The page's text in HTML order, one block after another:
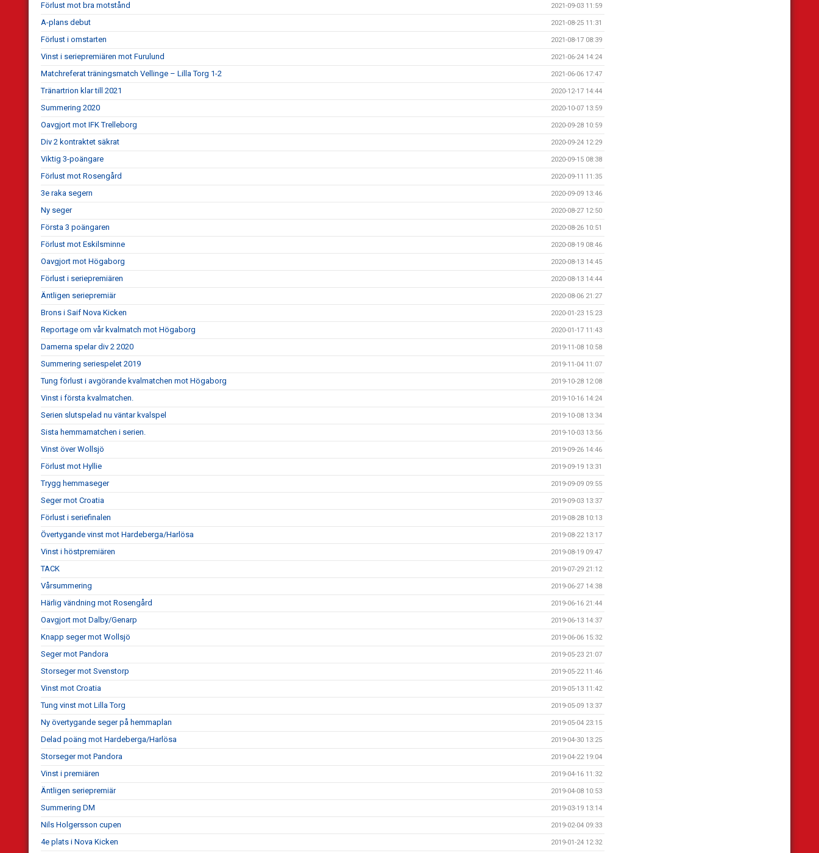
Förlust mot bra motstånd 2021-09-03 11:59
A-plans debut 2021-08-25 11:31
Förlust i omstarten 2021-08-17 08:39
Vinst i seriepremiären mot Furulund 2021-06-24 14:24
Matchreferat träningsmatch Vellinge – Lilla Torg 1-2 2021-06-06 17:47
Tränartrion klar till 2021 2020-12-17 14:44
Summering 2020 2020-10-07 13:59
Oavgjort mot IFK Trelleborg 2020-09-28 10:59
Div 2 kontraktet säkrat 2020-09-24 12:29
Viktig 3-poängare 2020-09-15 08:38
Förlust mot Rosengård 2020-09-11 11:35
3e raka segern 2020-09-09 13:46
Ny seger 2020-08-27 12:50
Första 3 poängaren 2020-08-26 10:51
Förlust mot Eskilsminne 2020-08-19 08:46
Oavgjort mot Högaborg 2020-08-13 14:45
Förlust i seriepremiären 2020-08-13 14:44
Äntligen seriepremiär 2020-08-06 21:27
Brons i Saif Nova Kicken 2020-01-23 15:23
Reportage om vår kvalmatch mot Högaborg 2020-01-17 11:43
Damerna spelar div 2 2020 2019-11-08 10:58
Summering seriespelet 2019 2019-11-04 11:07
Tung förlust i avgörande kvalmatchen mot Högaborg 2019-10-28 12:08
Vinst i första kvalmatchen. 2019-10-16 14:24
Serien slutspelad nu väntar kvalspel 2019-10-08 13:34
Sista hemmamatchen i serien. 2019-10-03 13:56
Vinst över Wollsjö 2019-09-26 14:46
Förlust mot Hyllie 2019-09-19 13:31
Trygg hemmaseger 2019-09-09 09:55
Seger mot Croatia 2019-09-03 13:37
Förlust i seriefinalen 2019-08-28 10:13
Övertygande vinst mot Hardeberga/Harlösa 2019-08-22 13:17
Vinst i höstpremiären 2019-08-19 09:47
TACK 2019-07-29 21:12
Vårsummering 2019-06-27 14:38
Härlig vändning mot Rosengård 2019-06-16 21:44
Oavgjort mot Dalby/Genarp 2019-06-13 14:37
Knapp seger mot Wollsjö 2019-06-06 15:32
Seger mot Pandora 2019-05-23 21:07
Storseger mot Svenstorp 2019-05-22 11:46
Vinst mot Croatia 2019-05-13 11:42
Tung vinst mot Lilla Torg 2019-05-09 13:37
Ny övertygande seger på hemmaplan 2019-05-04 23:15
Delad poäng mot Hardeberga/Harlösa 2019-04-30 13:25
Storseger mot Pandora 2019-04-22 19:04
Vinst i premiären 2019-04-16 11:32
Äntligen seriepremiär 2019-04-08 10:53
Summering DM 2019-03-19 13:14
Nils Holgersson cupen 2019-02-04 09:33
4e plats i Nova Kicken 2019-01-24 12:32